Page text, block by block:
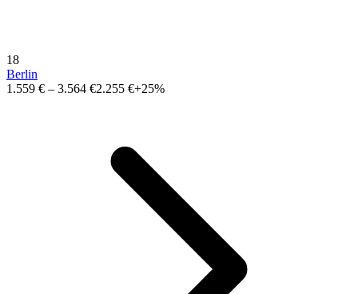
18
Berlin
1.559 € – 3.564 €2.255 €+25%